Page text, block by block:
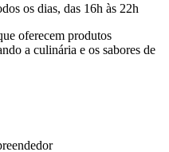
os dias, das 16h às 22h
oferecem produtos
a culinária e os sabores de